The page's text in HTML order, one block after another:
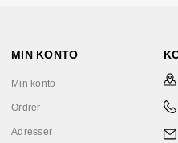
MIN KONTO
Min konto
Ordrer
Adresser